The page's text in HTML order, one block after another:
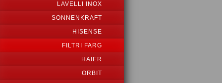
LAVELLI INOX
SONNENKRAFT
HISENSE
FILTRI FARG
HAIER
ORBIT